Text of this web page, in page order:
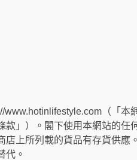
www.hotinlifestyle.com（「
款」）。閣下使用本網站的任
店上所列載的貨品有存貨供應
代。